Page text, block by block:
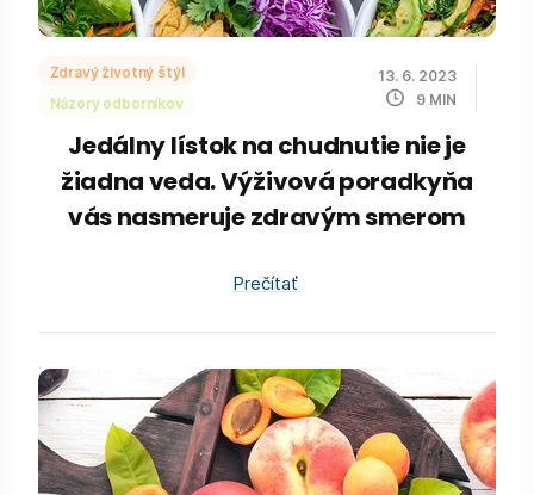
Zdravý životný štýl
Názory odborníkov
13. 6. 2023
9 MIN
Jedálny lístok na chudnutie nie je
žiadna veda. Výživová poradkyňa
vás nasmeruje zdravým smerom
Prečítať